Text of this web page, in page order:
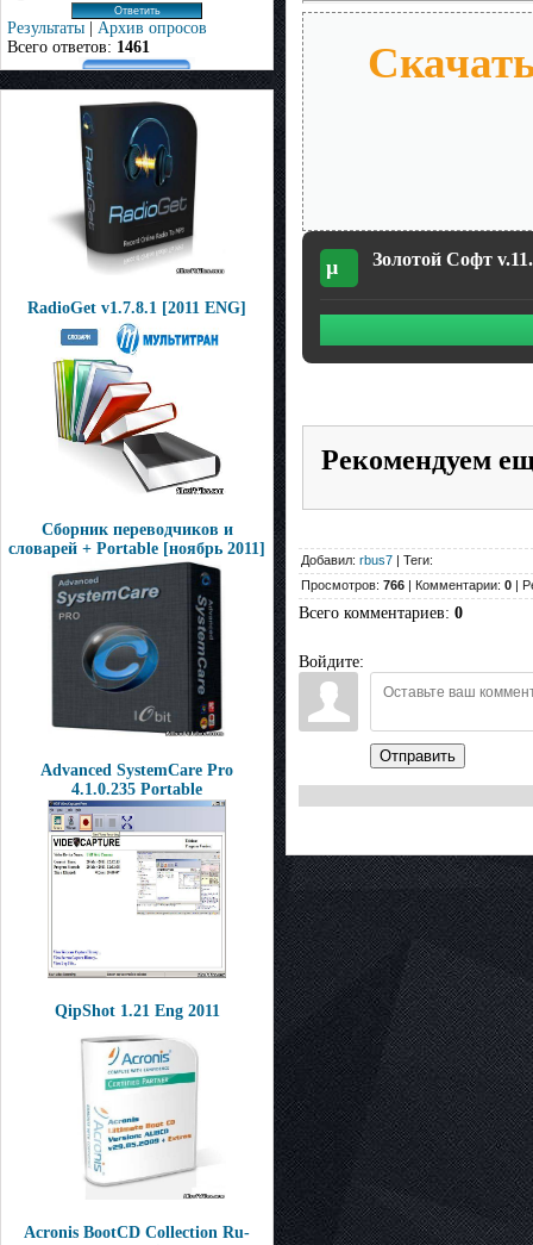
Результаты | Архив опросов
Всего ответов: 1461
RadioGet v1.7.8.1 [2011 ENG]
Сборник переводчиков и
словарей + Portable [ноябрь 2011]
Advanced SystemCare Pro
4.1.0.235 Portable
QipShot 1.21 Eng 2011
Acronis BootCD Collection Ru-
µ Золотой Софт
Рекомендуем
Добавил: rbus7 | Теги:
Просмотров: 766 | Комментарии: 0 |
Всего комментариев: 0
Войдите:
Отправить